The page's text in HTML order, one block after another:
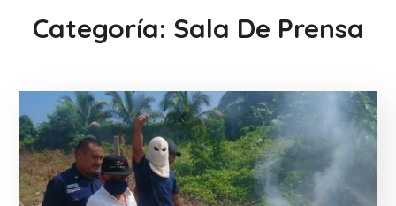
Categoría: Sala De Prensa